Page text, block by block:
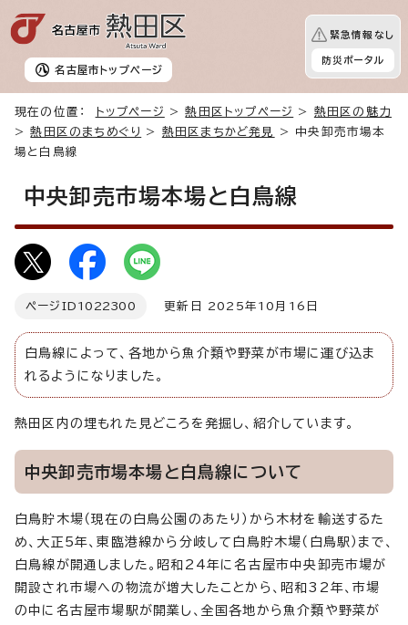
名古屋市 トップページ
緊急情報なし
防災ポータル
現在の位置： トップページ >熱田区トップページ > 熱田区の魅力
>熱田区のまちめぐり > 熱田区まちかど発見
> 中央卸売市場本
場と白鳥線
中央卸売市場本場と白鳥線
ページID 1022300 更新日 2025年10月16日
白鳥線によって、各地から魚介類や野菜が市場に運び込ま
れるようになりました。
熱田区内の埋もれた見どころを発掘し、紹介しています。
中央卸売市場本場と白鳥線について
白鳥貯木場（現在の白鳥公園のあたり）から木材を輸送するた
め、大正5年、東臨港線から分岐して白鳥貯木場（白鳥駅）まで、
白鳥線が開通しました。昭和24年に名古屋市中央卸売市場が
開設され市場への物流が増大したことから、昭和32年、市場
の中に名古屋市場駅が開業し、全国各地から魚介類や野菜が